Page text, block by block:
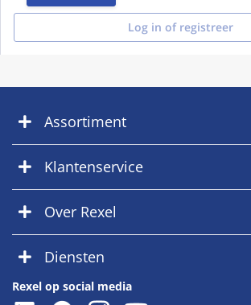
Log in of registreer
Assortiment
Klantenservice
Over Rexel
Diensten
Rexel op social media